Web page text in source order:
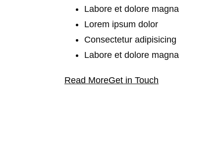
Labore et dolore magna
Lorem ipsum dolor
Consectetur adipisicing
Labore et dolore magna
Read MoreGet in Touch